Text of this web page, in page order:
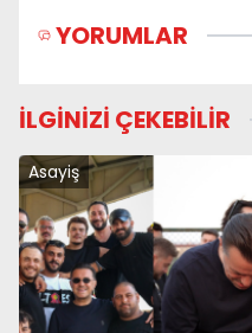
YORUMLAR
İLGİNİZİ ÇEKEBİLİR
Asayiş